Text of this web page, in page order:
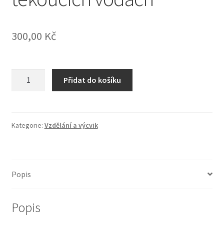
300,00 Kč
tekoucích
Přidat do košíku
Kategorie: Vzdělání a výcvik
Popis
Popis